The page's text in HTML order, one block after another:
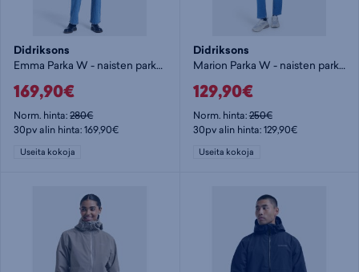
Didriksons
Emma Parka W - naisten parkatakki
169,90€
Norm. hinta:280€
30pv alin hinta: 169,90€
Useita kokoja
Didriksons
Marion Parka W - naisten parkatakki
129,90€
Norm. hinta:250€
30pv alin hinta: 129,90€
Useita kokoja